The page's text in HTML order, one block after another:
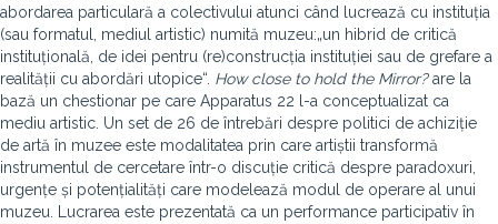
abordarea particulară a colectivului atunci când lucrează cu instituția
(sau formatul, mediul artistic) numită muzeu:„un hibrid de critică
instituțională, de idei pentru (re)construcția instituției sau de grefare a
realității cu abordări utopice“. How close to hold the Mirror?are la
bază un chestionar pe care Apparatus 22 l-a conceptualizat ca
mediu artistic. Un set de 26 de întrebări despre politici de achiziție
de artă în muzee este modalitatea prin care artiștii transformă
instrumentul de cercetare într-o discuție critică despre paradoxuri,
urgențe și potențialități care modelează modul de operare al unui
muzeu. Lucrarea este prezentată ca un performance participativ în